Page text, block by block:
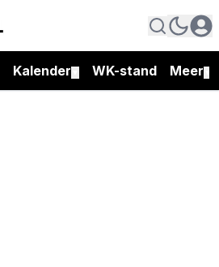
Kalender WK-stand Meer